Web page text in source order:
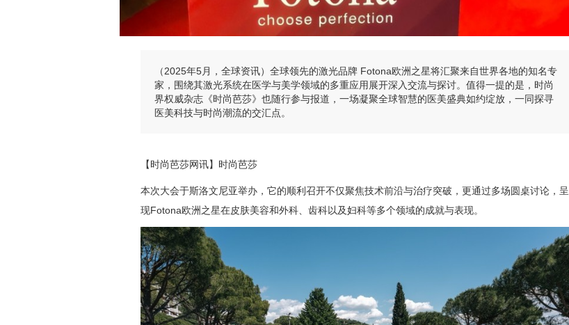
（2025年5月，全球资讯）全球领先的激光品牌 Fotona欧洲之星将汇聚来自世界各地的知名专
家，围绕其激光系统在医学与美学领域的多重应用展开深入交流与探讨。值得一提的是，时尚
界权威杂志《时尚芭莎》也随行参与报道，一场凝聚全球智慧的医美盛典如约绽放，一同探寻
医美科技与时尚潮流的交汇点。
【时尚芭莎网讯】时尚芭莎
本次大会于斯洛文尼亚举办，它的顺利召开不仅聚焦技术前沿与治疗突破，更通过多场圆桌讨论，呈
现Fotona欧洲之星在皮肤美容和外科、齿科以及妇科等多个领域的成就与表现。